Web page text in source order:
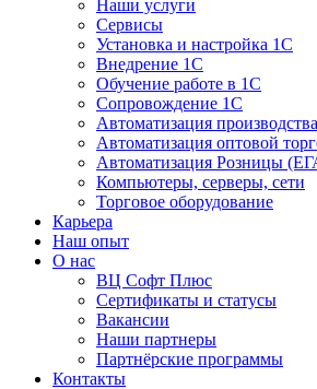
Наши услуги
Сервисы
Установка и настройка 1С
Внедрение 1С
Обучение работе в 1С
Сопровождение 1С
Автоматизация производства
Автоматизация оптовой
Автоматизация Розницы
Компьютеры, серверы, сети
Торговое оборудование
Карьера
Наш опыт
О нас
ВЦ Софт Плюс
Сертификаты и статусы
Вакансии
Наши партнеры
Партнёрские программы
Контакты